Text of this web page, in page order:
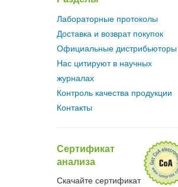
Лабораторные протоколы
Доставка и возврат покупок
Официальные дистрибьюторы
Нас цитируют в научных
журналах
Контроль качества продукции
Контакты
Сертификат
анализа
Скачайте сертификат